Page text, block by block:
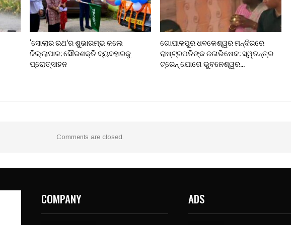
‘ସୋଲାର ରଥ’ର ଶୁଭାରମ୍ଭ କଲେ
ଜିଲ୍ଲାପାଳ; ସୌରଶକ୍ତି ବ୍ୟବହାରକୁ
ପ୍ରୋତ୍ସାହନ
ଗୋପାଳପୁର ଧବଳେଶ୍ୱର ମନ୍ଦିରରେ
ରାଷ୍ଟ୍ରପତିଙ୍କ ଜଳାଭିଷେକ; ସ୍ୱତନ୍ତ୍ର
ଟ୍ରେନ୍‌ ଯୋଗେ ଭୁବନେଶ୍ୱର…
Comments are closed.
COMPANY ADS